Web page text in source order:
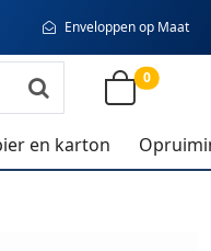
Enveloppen op Maat
0
en karton